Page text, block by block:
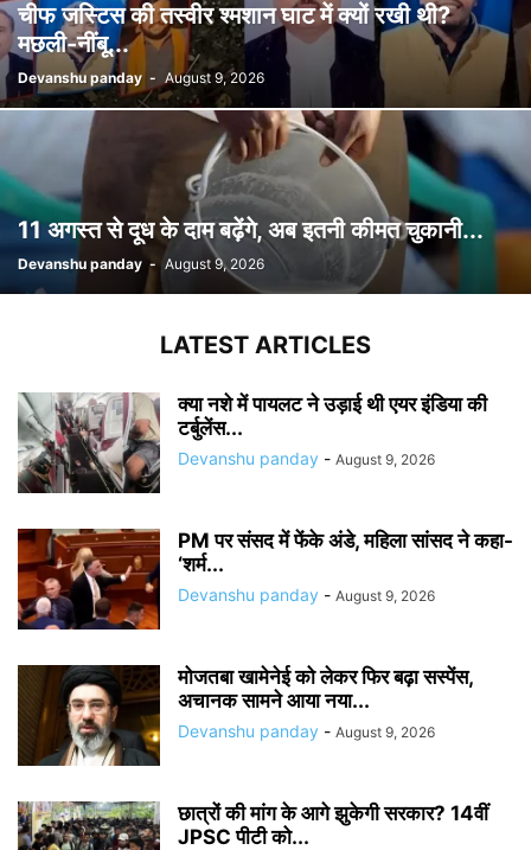
चीफ जस्टिस की तस्वीर श्मशान घाट में क्यों रखी थी?
मछली-नींबू...
Devanshu panday - August 9, 2026
11 अगस्त से दूध के दाम बढ़ेंगे, अब इतनी कीमत चुकानी...
Devanshu panday - August 9, 2026
LATEST ARTICLES
क्या नशे में पायलट ने उड़ाई थी एयर इंडिया की
टर्बुलेंस...
Devanshu panday - August 9, 2026
PM पर संसद में फेंके अंडे, महिला सांसद ने कहा-
‘शर्म...
Devanshu panday - August 9, 2026
मोजतबा खामेनेई को लेकर फिर बढ़ा सस्पेंस,
अचानक सामने आया नया...
Devanshu panday - August 9, 2026
छात्रों की मांग के आगे झुकेगी सरकार? 14वीं
JPSC पीटी को...